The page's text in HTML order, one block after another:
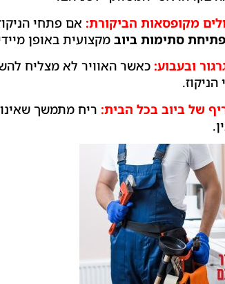
מקופסאות הביקורת: אם פתחי
פתיחת סתימות ביוב מקצועית באופן
ובעבוע: כאשר האוויר לא מצליח
של ביוב בכל הבית: ריח מתמשך